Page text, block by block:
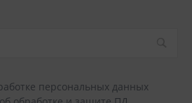
персональных данных